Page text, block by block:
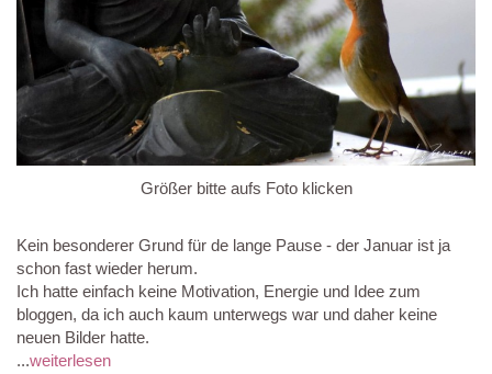
Größer bitte aufs Foto klicken
Kein besonderer Grund für de lange Pause - der Januar ist ja
schon fast wieder herum.
Ich hatte einfach keine Motivation, Energie und Idee zum
bloggen, da ich auch kaum unterwegs war und daher keine
neuen Bilder hatte.
...weiterlesen